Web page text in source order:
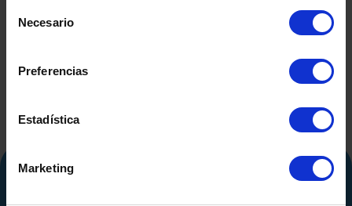
Necesario
Preferencias
Estadística
Marketing
CO.INOX